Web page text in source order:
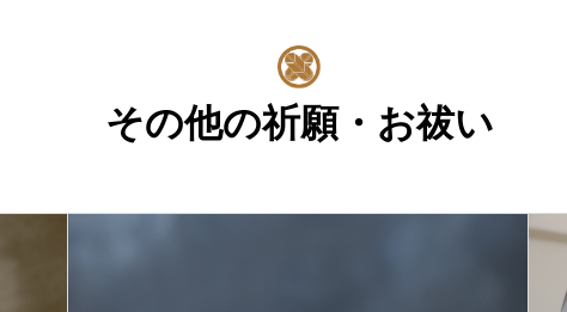
その他の祈願・お祓い